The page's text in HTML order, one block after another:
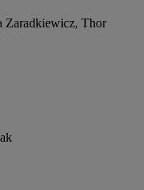
Zaradkiewicz, Thor